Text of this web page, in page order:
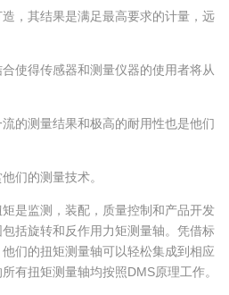
，其结果是满足最高要求的计量，远
使得传感器和测量仪器的使用者将从
的测量结果和极高的耐用性也是他们
们的测量技术。
是监测，装配，质量控制和产品开发
括旋转和反作用力矩测量轴。凭借标
们的扭矩测量轴可以轻松集成到相应
有扭矩测量轴均按照DMS原理工作。